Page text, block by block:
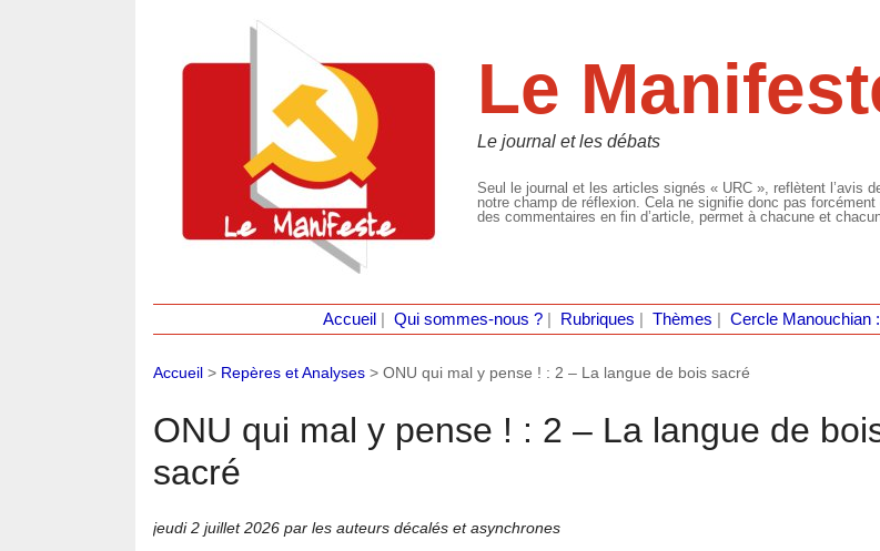
Le
Le journal et les débats
Seul le journal et les articles signés « URC », reflètent l’avis
notre champ de réflexion. Cela ne signifie donc pas
des commentaires en fin d’article, permet à chacune et
Accueil Qui sommes-nous ?| Rubriques Thèmes Cercle Manouchian
Accueil > Repères et Analyses > ONU qui mal y pense ! : 2 – La langue de bois sacré
ONU qui mal y pense ! : 2 – La langue de
sacré
jeudi 2 juillet 2026 par les auteurs décalés et asynchrones